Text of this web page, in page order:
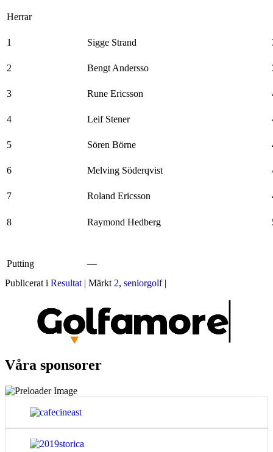
Herrar
1 Sigge Strand
2 Bengt Andersso
3 Rune Ericsson
4 Leif Stener
5 Sören Börne
6 Melving Söderqvist
7 Roland Ericsson
8 Raymond Hedberg
Putting
—
Publicerat i Resultat Märkt2, seniorgolf
Våra sponsorer